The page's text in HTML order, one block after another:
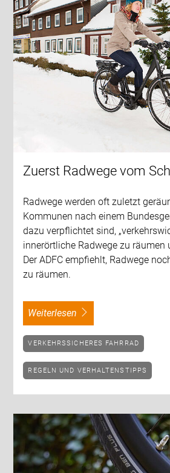
Zuerst Radwege vom
Radwege werden oft zuletzt
Kommunen nach einem
dazu verpflichtet sind,
innerörtliche Radwege zu räumen
Der ADFC empfiehlt, Radwege
zu räumen.
weiterlesen
VERKEHRSSICHERES FAHRRAD
REGELN UND VERHALTENSTIPPS